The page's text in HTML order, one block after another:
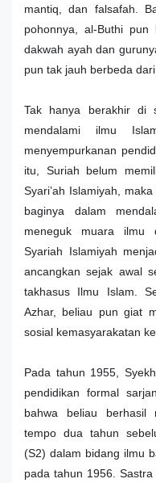
mantiq, dan falsafah.
pohonnya, al-Buthi
dakwah ayah dan
pun tak jauh berbeda
Tak hanya berakhir di
mendalami ilmu
menyempurkanan
itu, Suriah belum
Syari’ah Islamiyah,
baginya dalam
meneguk muara ilmu
Syariah Islamiyah
ancangkan sejak awal
takhasus Ilmu Islam.
Azhar, beliau pun giat
sosial kemasyarakatan
Pada tahun 1955,
pendidikan formal
bahwa beliau berhasil
tempo dua tahun
(S2) dalam bidang ilmu
pada tahun 1956.